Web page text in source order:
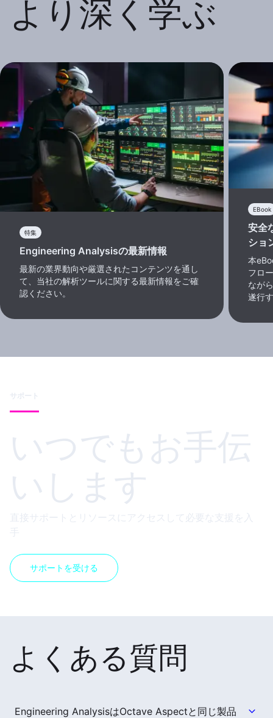
より深く学ぶ
特集
Engineering Analysisの最新情報
最新の業界動向や厳選されたコンテンツを通し
て、当社の解析ツールに関する最新情報をご確
認ください。
EBook
安全
ショ
本
フロ
なが
遂行
サポート
いつでもお手伝
いします
直接サポートとリソースにアクセスして必要な支援を入
手
サポートを受ける
よくある質問
Engineering AnalysisはOctave Aspectと同じ製品